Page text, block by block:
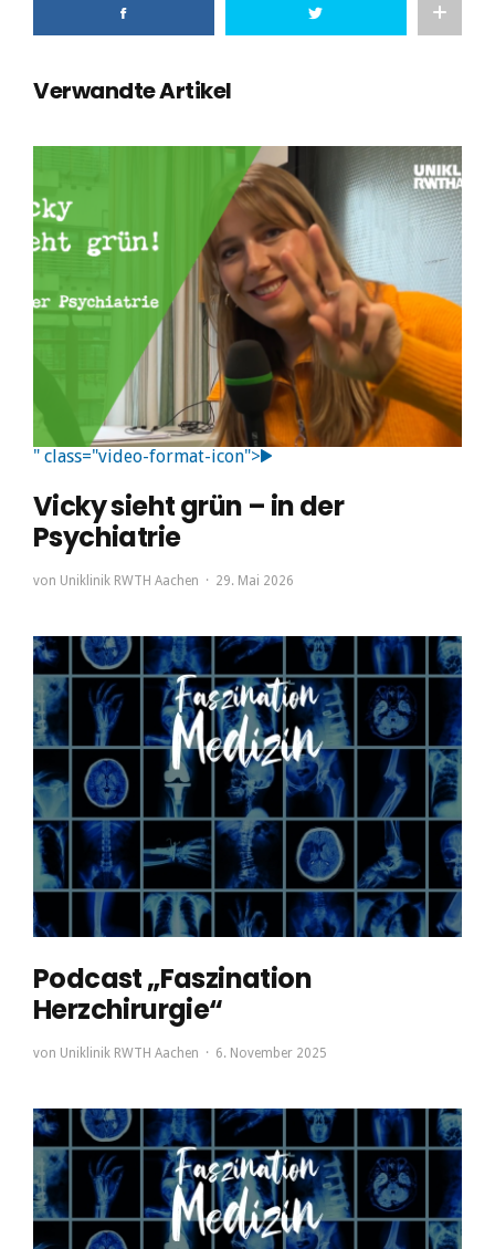
Verwandte Artikel
" class="video-format-icon">
Vicky sieht grün – in der
Psychiatrie
von Uniklinik RWTH Aachen 29. Mai 2026
Podcast „Faszination
Herzchirurgie“
von Uniklinik RWTH Aachen 6. November 2025